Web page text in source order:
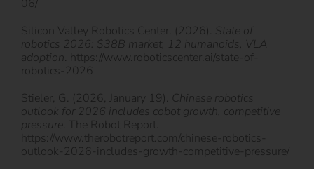
06/
Silicon Valley Robotics Center. (2026). State of
robotics 2026: $38B market, 12 humanoids, VLA
adoption. https://www.roboticscenter.ai/state-of-
robotics-2026
Stieler, G. (2026, January 19). Chinese robotics
outlook for 2026 includes cobot growth, competitive
pressure. The Robot Report.
https://www.therobotreport.com/chinese-robotics-
outlook-2026-includes-growth-competitive-pressure/